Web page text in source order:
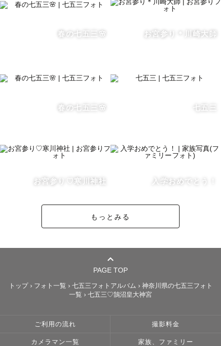
でも美しく綺麗にお撮りします🌷
グや仕上がりの雰囲気など、ご要望を是非お聞かせくださ
また、自然な表情や姿を引き出すこともとても得意です♪
んなシーンも素敵な瞬間を残します✨
撮影にあたり気になる点や不安な事がございましたら、い
つでもお気軽にご相談ください♪
※基本的に１日１件の撮影とさせて頂いており、ゲストさ
んでお伺いします。
町田市　菅原神社
日野市　高幡不動尊
春の七五三🌸 お宮参り＊川崎大師
春の七五三🌸 七五三
お宮参り♡寒川神社 入学おめでとう！
もっとみる
PAGE TOP
トップ› フォト一覧 › 七五三フォトアルバム › 神奈川県の七五三フォト
一覧 › 七五三♡鵠沼皇大神宮
ご利用の流れ 撮影料金
カメラマン一覧 家族、ファミリー